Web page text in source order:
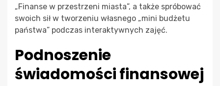
„Finanse w przestrzeni miasta”, a także spróbować
swoich sił w tworzeniu własnego „mini budżetu
państwa” podczas interaktywnych zajęć.
Podnoszenie
świadomości finansowej